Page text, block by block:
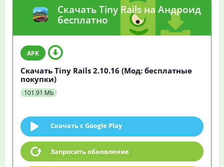
Скачать Tiny Rails на Андроид
бесплатно
Скачать Tiny Rails 2.10.16 (Мод: бесплатные
покупки)
101.91 Mb
Скачать c Google Play
Запросить обновление